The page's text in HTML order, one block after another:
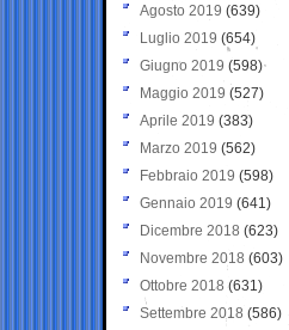
Agosto 2019 (639)
Luglio 2019 (654)
Giugno 2019 (598)
Maggio 2019 (527)
Aprile 2019 (383)
Marzo 2019 (562)
Febbraio 2019 (598)
Gennaio 2019 (641)
Dicembre 2018 (623)
Novembre 2018 (603)
Ottobre 2018 (631)
Settembre 2018 (586)